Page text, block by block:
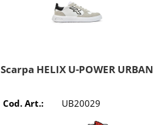
Scarpa HELIX U-POWER URBAN
Cod. Art.: UB20029